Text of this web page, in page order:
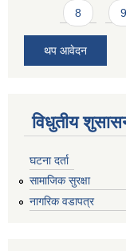
8 9
थप आवेदन
विधुतीय
घटना दर्ता
सामाजिक सुरक्षा
नागरिक वडापत्र